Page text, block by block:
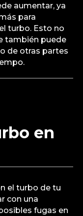
aumentar, ya
para
turbo. Esto no
también puede
de otras partes
en
el turbo de tu
con una
fugas en